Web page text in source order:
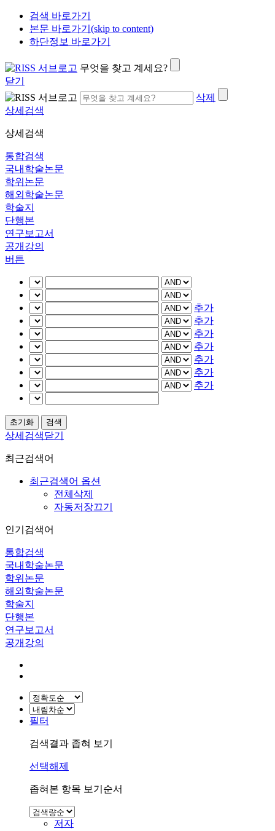
검색 바로가기
본문 바로가기(skip to content)
하단정보 바로가기
무엇을 찾고 계세요?
닫기
삭제
상세검색
상세검색
통합검색
국내학술논문
학위논문
해외학술논문
학술지
단행본
연구보고서
공개강의
버튼
추가
추가
추가
추가
추가
추가
추가
상세검색닫기
최근검색어
최근검색어 옵션
전체삭제
자동저장끄기
인기검색어
통합검색
국내학술논문
학위논문
해외학술논문
학술지
단행본
연구보고서
공개강의
필터
검색결과 좁혀 보기
선택해제
좁혀본 항목 보기순서
저자